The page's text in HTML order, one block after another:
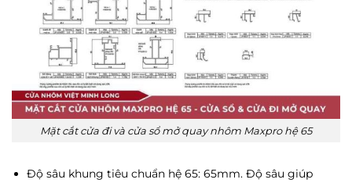
Mặt cắt cửa đi và cửa sổ mở quay nhôm Maxpro hệ 65
Độ sâu khung tiêu chuẩn hệ 65: 65mm. Độ sâu giúp